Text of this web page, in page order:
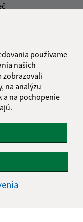
používame
našich
zobrazovali
na analýzu
a na pochopenie